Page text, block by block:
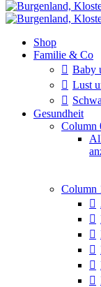
Shop
Familie & Co
Baby
Lust
Gesundheit
Column
Column